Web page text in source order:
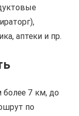
аптеки и пр.
7 км, до
по